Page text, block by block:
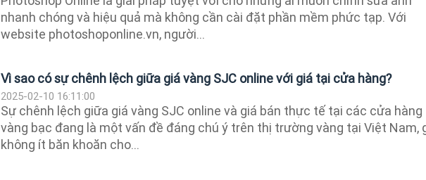
nhanh chóng và hiệu quả mà không cần cài đặt phần mềm phức tạp. Với
website photoshoponline.vn, người...
Vì sao có sự chênh lệch giữa giá vàng SJC online với giá tại cửa hàng?
2025-02-10 16:11:00
Sự chênh lệch giữa giá vàng SJC online và giá bán thực tế tại các cửa hàng
vàng bạc đang là một vấn đề đáng chú ý trên thị trường vàng tại Việt Nam,
không ít băn khoăn cho...